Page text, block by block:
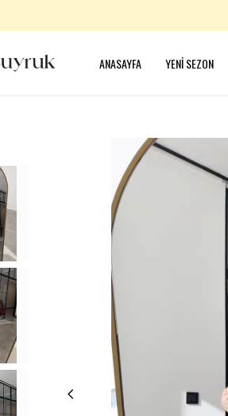
ANASAYFA YENİ SEZON